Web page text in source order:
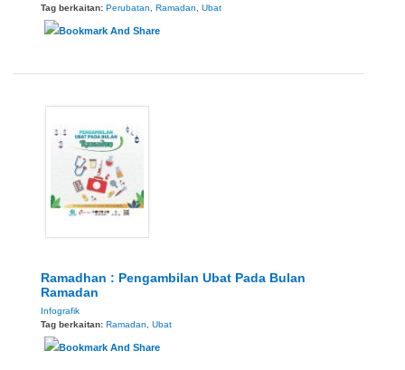
Tag berkaitan: Perubatan Ramadan Ubat
Ramadhan : Pengambilan Ubat Pada Bulan
Ramadan
Infografik
Tag berkaitan: Ramadan, Ubat